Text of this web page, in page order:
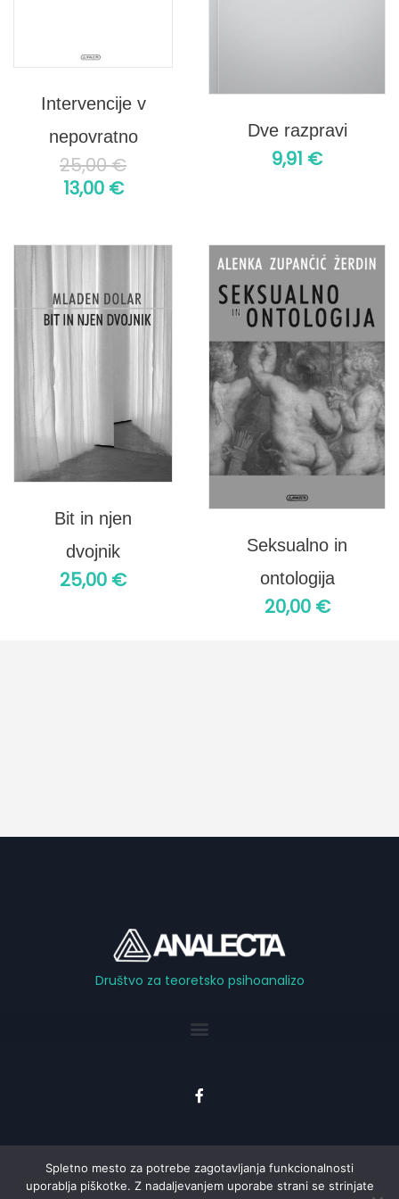
Intervencije v
nepovratno
25,00€
13,00 €
Dve razpravi
9,91 €
Bit in njen
dvojnik
25,00 €
Seksualno in
ontologija
20,00 €
Društvo za teoretsko psihoanalizo
a
c
o
o
k
-
Spletno mesto za potrebe zagotavljanja funkcionalnosti
uporablja piškotke. Z nadaljevanjem uporabe strani se strinjate